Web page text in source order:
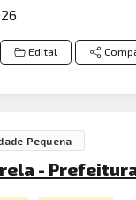
Edital
Pequena
-